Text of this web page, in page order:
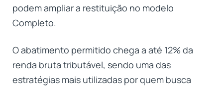
podem ampliar a restituição no modelo
Completo.
O abatimento permitido chega a até 12% da
renda bruta tributável, sendo uma das
estratégias mais utilizadas por quem busca